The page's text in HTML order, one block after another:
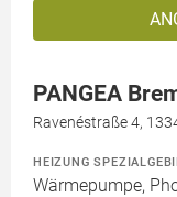
PANGEA
Ravenéstraße 4,
HEIZUNG
Wärmepumpe,